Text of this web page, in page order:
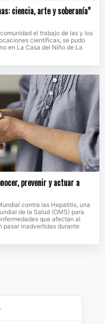
ciencia, arte y soberanía”
el trabajo de las y los
científicas, se pudo
en La Casa del Niño de La
prevenir y actuar a
contra las Hepatitis, una
de la Salud (OMS) para
que afectan al
pasar inadvertidas durante